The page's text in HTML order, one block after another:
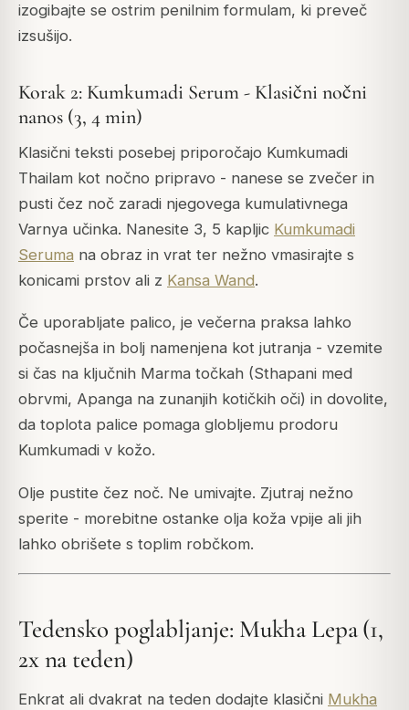
izogibajte se ostrim penilnim formulam, ki preveč
izsušijo.
Korak 2: Kumkumadi Serum - Klasični nočni
nanos (3, 4 min)
Klasični teksti posebej priporočajo Kumkumadi
Thailam kot nočno pripravo - nanese se zvečer in
pusti čez noč zaradi njegovega kumulativnega
Varnya učinka. Nanesite 3, 5 kapljic Kumkumadi
Seruma na obraz in vrat ter nežno vmasirajte s
konicami prstov ali z Kansa Wand.
Če uporabljate palico, je večerna praksa lahko
počasnejša in bolj namenjena kot jutranja - vzemite
si čas na ključnih Marma točkah (Sthapani med
obrvmi, Apanga na zunanjih kotičkih oči) in dovolite,
da toplota palice pomaga globljemu prodoru
Kumkumadi v kožo.
Olje pustite čez noč. Ne umivajte. Zjutraj nežno
sperite - morebitne ostanke olja koža vpije ali jih
lahko obrišete s toplim robčkom.
Tedensko poglabljanje: Mukha Lepa (1,
2x na teden)
Enkrat ali dvakrat na teden dodajte klasični Mukha